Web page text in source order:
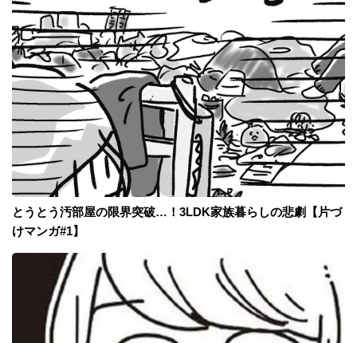
とうとう汚部屋の限界突破…！3LDK家族暮らしの悲劇【片づ
けマンガ#1】